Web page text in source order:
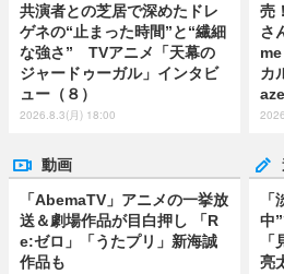
共演者との芝居で深めたドレ
ゲネの“止まった時間”と“繊細
な強さ” TVアニメ「天幕の
ジャードゥーガル」インタビ
ュー（８）
2026.8.3(月) 18:00
売
さ
カ
動画
「AbemaTV」アニメの一挙放
送＆劇場作品が目白押し 「R
e:ゼロ」「うたプリ」新海誠
作品も
中
亮